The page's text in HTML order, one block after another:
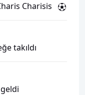
Charisis
takıldı